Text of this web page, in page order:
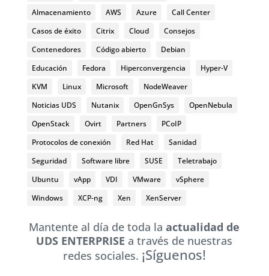
Almacenamiento
AWS Azure
Call Center
Casos de éxito
Citrix Cloud
Consejos
Contenedores
Código abierto
Debian
Educación
Fedora Hiperconvergencia
Hyper-V
KVM
Linux Microsoft
NodeWeaver
Noticias UDS
Nutanix OpenGnSys
OpenNebula
OpenStack
Ovirt Partners
PCoIP
Protocolos de conexión
Red Hat
Sanidad
Seguridad
Software libre SUSE
Teletrabajo
Ubuntu
vApp VDI VMware
vSphere
Windows
XCP-ng Xen XenServer
Mantente al día de toda laactualidad de
UDS ENTERPRISEa través de nuestras
redes sociales. ¡Síguenos!